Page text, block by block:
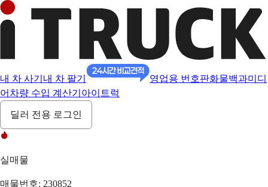
내 차 사기 내 차 팔기 영업용 번호판화물백과미디
어 차량 수입 계산기 아이트럭
딜러 전용 로그인
실매물
매물번호: 230852